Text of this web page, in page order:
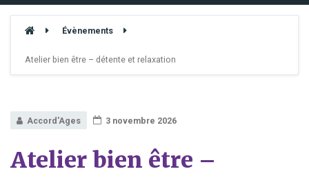
Évènements
Atelier bien être – détente et relaxation
Accord'Ages 3 novembre 2026
Atelier bien être –